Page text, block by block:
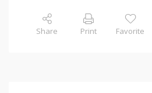
Share Print Favorite